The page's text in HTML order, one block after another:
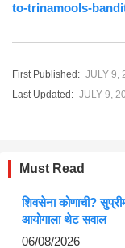
to-trinamools-
First Published: JULY 9,
Last Updated: JULY 9,
Must Read
शिवसेना कोणाची?
आयोगाला थेट सवाल
06/08/2026